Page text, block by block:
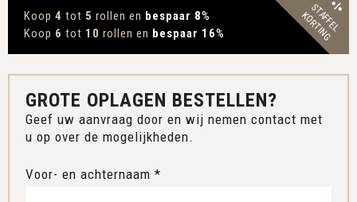
Koop 4 tot 5 rollen en bespaar 8%
Koop 6 tot 10 rollen en bespaar 16% STAFFEL
KORTING
GROTE OPLAGEN BESTELLEN?
Geef uw aanvraag door en wij nemen contact met
u op over de mogelijkheden.
Voor- en achternaam *